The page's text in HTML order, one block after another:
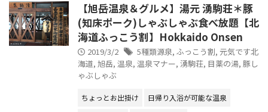
【旭岳温泉＆グルメ】湯元 湧駒荘＊豚
(知床ポーク)しゃぶしゃぶ食べ放題【北
海道ふっこう割】Hokkaido Onsen
2019/3/2 5種類源泉, ふっこう割, 元気です北
海道, 旭岳, 温泉, 温泉マナー, 湧駒荘, 目薬の湯, 豚し
ゃぶしゃぶ
ちょっとお出掛け
日帰り入浴が可能な温泉